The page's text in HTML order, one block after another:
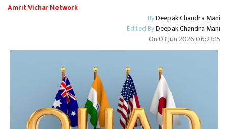
Amrit Vichar Network
ByDeepak Chandra Mani
Edited ByDeepak Chandra Mani
On03 Jun 2026 06:23:15